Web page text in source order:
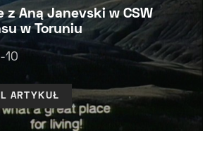
z Aną Janevski w CSW
w Toruniu
10
ARTYKUŁ